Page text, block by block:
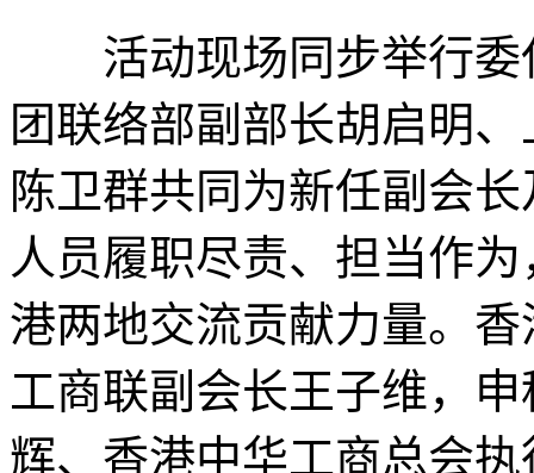
活动现场同步举行委
团联络部副部长胡启明
陈卫群共同为新任副会
人员履职尽责、担当作
港两地交流贡献力量。
工商联副会长王子维，
辉、香港中华工商总会